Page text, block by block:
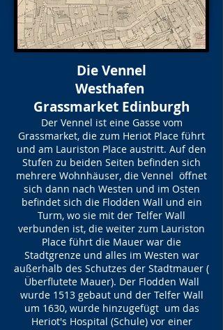
Die Vennel
Westhafen
Grassmarket Edinburgh
Der Vennel ist eine Gasse vom
Grassmarket, die zum Heriot Place führt
und am Lauriston Place austritt. Auf den
Stufen zu beiden Seiten befinden sich
mehrere Wohnhäuser, die Vennel öffnet
sich dann nach Westen und im Osten
befindet sich die Flodden Wall und ein
Turm, wo sie mit der Telfer Wall
verbunden ist, die weiter zum Lauriston
Place führt die Mauer war die
Stadtgrenze und alles im Westen war
außerhalb des Schutzes der Stadtmauer (
Überflutete Mauer). Der Flodden Wall
wurde 1513 gebaut und der Telfer Wall
um 1630, wurde hinzugefügt um das
Heriot's Hospital (Schule) vor einer